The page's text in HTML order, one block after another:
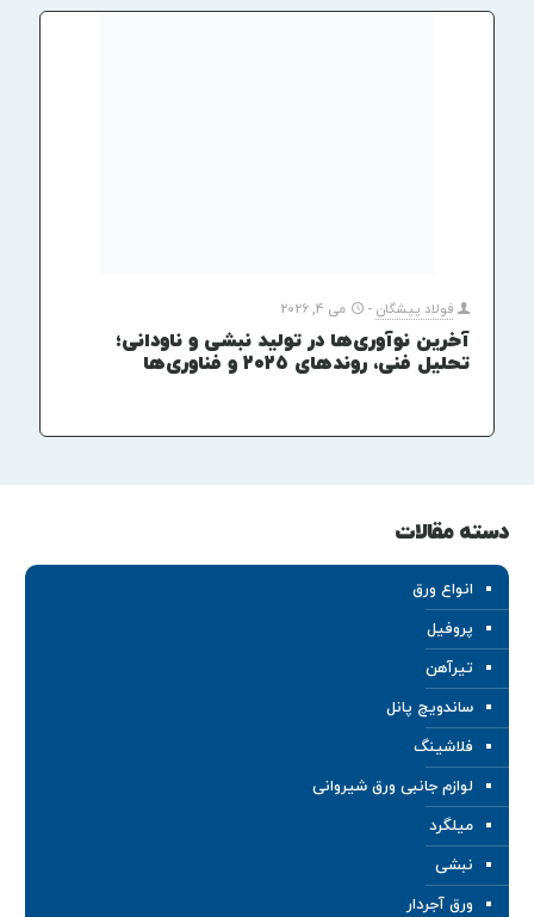
فولاد پیشگان - می 4, 2026
آخرین نوآوری‌ها در تولید نبشی و ناودانی؛
تحلیل فنی، روندهای ۲۰۲۵ و فناوری‌ها
دسته مقالات
انواع ورق
پروفیل
تیرآهن
ساندویچ پانل
فلاشینگ
لوازم جانبی ورق شیروانی
میلگرد
نبشی
ورق آجردار